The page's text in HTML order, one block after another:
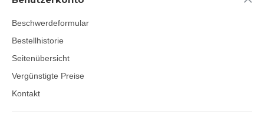
Beschwerdeformular
Bestellhistorie
Seitenübersicht
Vergünstigte Preise
Kontakt